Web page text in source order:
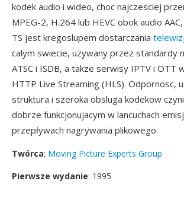
kodek audio i wideo, choc najczesciej
MPEG-2, H.264 lub HEVC obok audio
TS jest kregoslupem dostarczania
calym swiecie, uzywany przez standardy
ATSC i ISDB, a takze serwisy IPTV i OTT
HTTP Live Streaming (HLS). Odpornosc,
struktura i szeroka obsluga kodekow
dobrze funkcjonujacym w lancuchach
przepływach nagrywania plikowego.
Twórca: Moving Picture Experts Group
Pierwsze wydanie: 1995